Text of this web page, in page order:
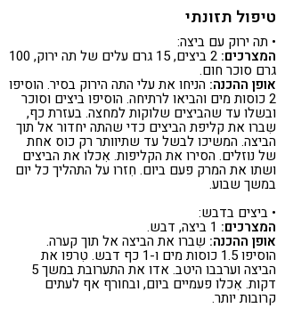
טיפול תזונתי
• תה ירוק עם ביצה:
המצרכים: 2 ביצים, 15 גרם עלים של תה ירוק, 100
גרם סוכר חום.
אופן ההכנה: הניחו את עלי התה הירוק בסיר. הוסיפו
2 כוסות מים והביאו לרתיחה. הוסיפו ביצים וסוכר
ובשלו עד שהביצים שלוקות למחצה. בעזרת כף,
שִברו את קליפת הביצים כדי שהתה יחדור אל תוך
הביצה. המשיכו לבשל עד שתיוותר רק כוס אחת
של נוזלים. הסירו את הקליפות. אִכלו את הביצים
ושתו את המרק פעם ביום. חִזרו על התהליך כל יום
במשך שבוע.
• ביצים בדבש:
המצרכים: 1 ביצה, דבש.
אופן ההכנה: שִברו את הביצה אל תוך קערה.
הוסיפו 1.5 כוסות מים ו-1 כף דבש. טִרפו את
הביצה וערבבו היטב. אדו את התערובת במשך 5
דקות. אִכלו פעמיים ביום, ובחורף אף לעתים
קרובות יותר.